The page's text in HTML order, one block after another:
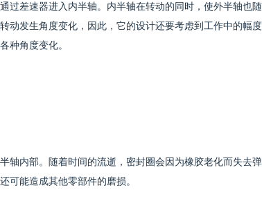
过差速器进入内半轴。内半轴在转动的同时，使外半轴也
动发生角度变化，因此，它的设计还要考虑到工作中的幅
种角度变化。
轴内部。随着时间的流逝，密封圈会因为橡胶老化而失去弹
可能造成其他零部件的磨损。